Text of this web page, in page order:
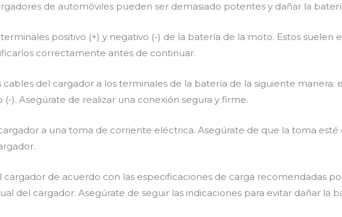
de automóviles pueden ser demasiado potentes y dañar la
terminales positivo (+) y negativo (-) de la batería de la moto. Estos suelen
correctamente antes de continuar.
cables del cargador a los terminales de la batería de la siguiente
). Asegúrate de realizar una conexión segura y firme.
a una toma de corriente eléctrica. Asegúrate de que la toma
cargador de acuerdo con las especificaciones de carga recomendadas
del cargador. Asegúrate de seguir las indicaciones para evitar dañar la